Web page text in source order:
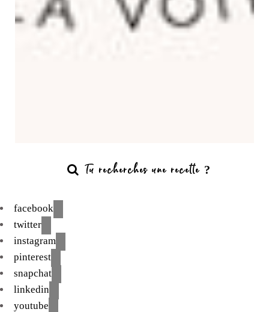
facebook
twitter
instagram
pinterest
snapchat
linkedin
youtube